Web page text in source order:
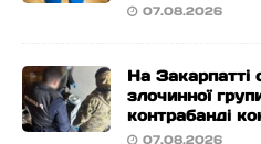
07.08.2026
На Закарпатті
злочинної
контрабанді
07.08.2026